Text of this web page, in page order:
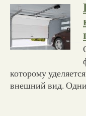
которому
внешний вид.